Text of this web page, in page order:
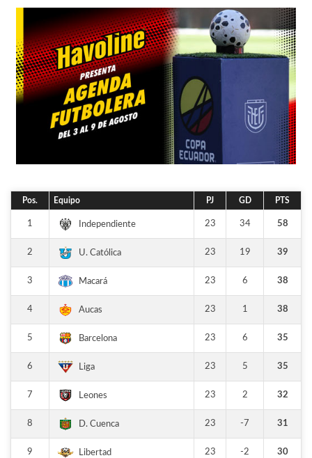
Pos. Equipo PJ GD PTS
1 Independiente 23 34 58
2 U. Católica 23 19 39
3 Macará 23 6 38
4 Aucas 23 1 38
5 Barcelona 23 6 35
6 Liga 23 5 35
7 Leones 23 2 32
8 D. Cuenca 23 -7 31
9 Libertad 23 -2 30